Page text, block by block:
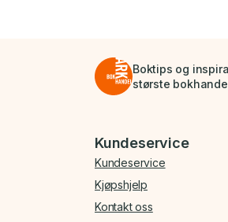
Boktips og
største
Bunnmeny
Kundeservice
Kundeservice
Kjøpshjelp
Kontakt oss